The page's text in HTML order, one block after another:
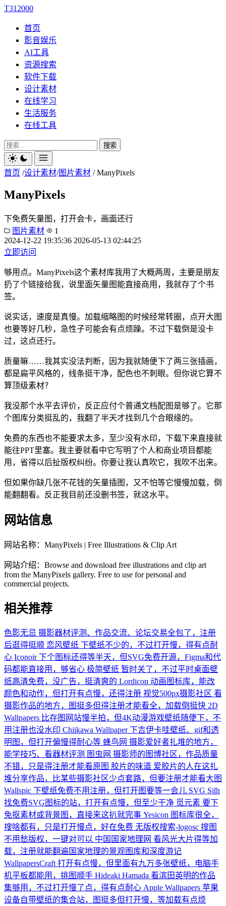
T312000
首页
影音娱乐
AI工具
资源搜索
软件下载
设计素材
在线学习
生活服务
在线工具
搜索
首页 /设计素材/图片素材 / ManyPixels
ManyPixels
下免费矢量图，打开会卡，画面还行
图片素材
1
2024-12-22 19:35:36 2026-05-13 02:44:25
立即访问
够用点。ManyPixels这个素材库我用了大概两周，主要是朋友
扔了个链接给我，说里面矢量图能直接商用，我就存了个书
签。
说实话，速度是真慢。加载缩略图的时候经常转圈，点开大图
也要等好几秒，急性子可能会有点烦躁。不过下载倒是没卡
过，这点还行。
质量嘛……我其实没法判断，因为我就随便下了两三张插画，
都是扁平风格的，线条挺干净，配色也不刺眼。但你说它算不
算顶级素材？
我没那个水平去评价，反正应付个普通文档配图是够了。它那
个图库分类挺乱的，我翻了半天才找到几个合眼缘的。
免费的东西也不能要求太多，至少没有水印，下载下来直接就
能往PPT里塞。我主要就看中它写明了个人和商业项目都能
用，省得以后扯版权纠纷。你要让我认真吹它，我吹不出来。
但如果你缺几张不花钱的矢量插图，又不怕等它慢慢加载，倒
能翻翻看。反正我目前还没删书签，就这水平。
网站信息
网站名称： ManyPixels | Free Illustrations & Clip Art
网站介绍： Browse and download free illustrations and clip art
from the ManyPixels gallery. Free to use for personal and
commercial projects.
相关推荐
色影无忌 摄影器材评测、作品交流、论坛交易全包了，注册
后逛得挺顺 恋风壁纸 下壁纸不少的，不过打开慢，得有点耐
心 Iconoir 下个图标还得等半天，但SVG免费开源，Figma和代
码都能直接用，够省心 极简壁纸 暂时关了，不过平时桌面壁
纸高清免费，没广告，挺清爽的 Lordicon 动画图标库，能改
颜色和动作，但打开有点慢，还得注册 视觉500px摄影社区 看
摄影作品的地方，图挺多但得注册才能看全，加载倒挺快 2D
Wallpapers 比存图网站慢半拍，但4K动漫游戏壁纸随便下，不
用注册也没水印 Chiikawa Wallpaper 下吉伊卡哇壁纸、gif和透
明图，但打开偏慢得耐心等 蜂鸟网 摄影爱好者扎堆的地方，
能学技巧、看器材评测 图虫网 摄影师的图博社区，作品质量
不错，只是得注册才能看原图 胶片的味道 爱胶片的人在这扎
堆分享作品，比某些摄影社区少点套路，但要注册才能看大图
Wallspic 下壁纸免费不用注册，但打开图要等一会儿 SVG Silh
找免费SVG图标的站，打开有点慢，但至少干净 觅元素 要下
免抠素材或背景图，直接来这扒就完事 Yesicon 图标库很全，
搜啥都有，只是打开慢点，好在免费 无版权搜索-logosc 搜图
不用愁版权，一键对可以 中国国家地理网 看风光大片得等加
载，注册就能翻遍国家地理的景观图库和深度游记
WallpapersCraft 打开有点慢，但里面有九万多张壁纸，电脑手
机平板都能用，挑图顺手 Hideaki Hamada 看滨田英明的作品
集够用，不过打开慢了点，得有点耐心 Apple Wallpapers 苹果
设备自带壁纸的集合站，图挺多但打开慢，等加载有点烦